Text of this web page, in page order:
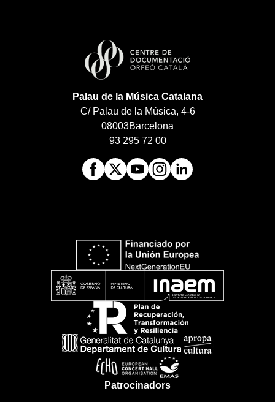
Palau de la Música Catalana
C/ Palau de la Música, 4-6
08003Barcelona
93 295 72 00
Patrocinadors